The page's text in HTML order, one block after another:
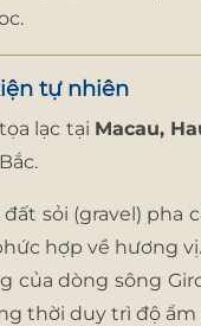
tự nhiên
lạc tại Macau,
đất sỏi (gravel) pha
hợp về hương vị.
của dòng sông
thời duy trì độ